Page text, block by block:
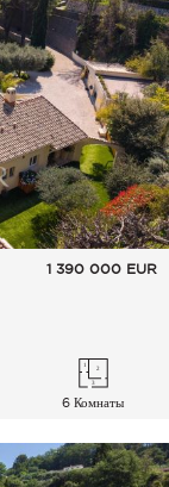
1 390 000 EUR
6 Комнаты